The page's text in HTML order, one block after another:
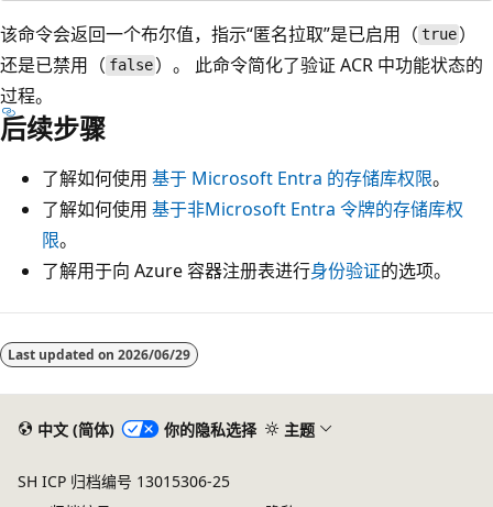
该命令会返回一个布尔值，指示“匿名拉取”是已启用（ true ）
还是已禁用（ false ）。 此命令简化了验证 ACR 中功能状态的
过程。
后续步骤
了解如何使用 基于 Microsoft Entra 的存储库权限。
了解如何使用 基于非Microsoft Entra 令牌的存储库权
限。
了解用于向 Azure 容器注册表进行身份验证的选项。
阅
读Last updated on 2026/06/29
中文 (简体) 你的隐私选择 主题
SH ICP 归档编号 13015306-25